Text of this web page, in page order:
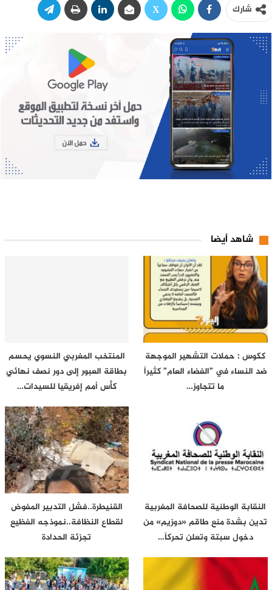
شارك
شاهد أيضا
ككوس : حملات التشهير الموجهة
ضد النساء في ”الفضاء العام” كثيراً
ما تتجاوز…
المنتخب المغربي النسوي يحسم
بطاقة العبور إلى دور نصف نهائي
كأس أمم إفريقيا للسيدات…
النقابة الوطنية للصحافة المغربية
تدين بشدة منع طاقم «دوزيم» من
دخول سبتة وتعلن تحركاً…
القنيطرة..فشل التدبير المفوض
لقطاع النظافة..نموذجه الفظيع
تجزئة الحدادة